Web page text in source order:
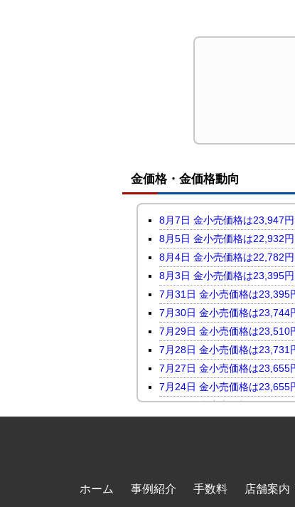
金価格・金価格動向
8月7日 金小売価格は23,947
8月5日 金小売価格は22,932
8月4日 金小売価格は22,782
8月3日 金小売価格は23,395
7月31日 金小売価格は23,395
7月30日 金小売価格は23,744
7月29日 金小売価格は23,510
7月28日 金小売価格は23,731
7月27日 金小売価格は23,655
7月24日 金小売価格は23,655
7月23日 金小売価格は24,046
7月21日 金小売価格は
7月17日 金小売価格は
7月15日 金小売価格は23,464
ホーム 事例紹介 手数料 店舗案内